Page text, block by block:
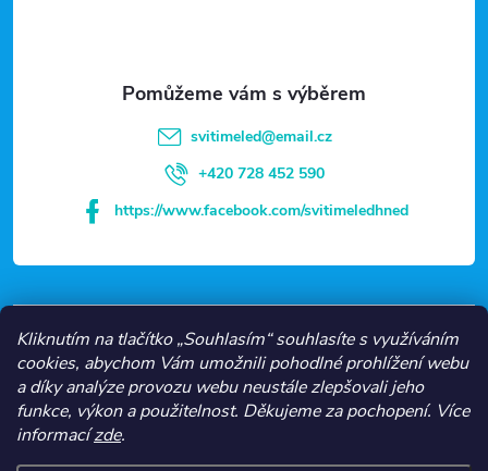
Kliknutím na tlačítko „Souhlasím“ souhlasíte s využíváním
cookies, abychom Vám umožnili pohodlné prohlížení webu
a díky analýze provozu webu neustále zlepšovali jeho
funkce, výkon a použitelnost. Děkujeme za pochopení. Více
informacízde.
VŠE O NÁKUPU
NEJČASTĚJŠÍ KATEGORIE
svitimeled@email.cz
+420 728 452 590
https://www.facebook.com/svitimeledhned